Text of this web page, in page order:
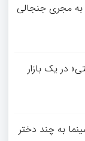
به مجری جنجالی
در یک بازار
به چند دختر